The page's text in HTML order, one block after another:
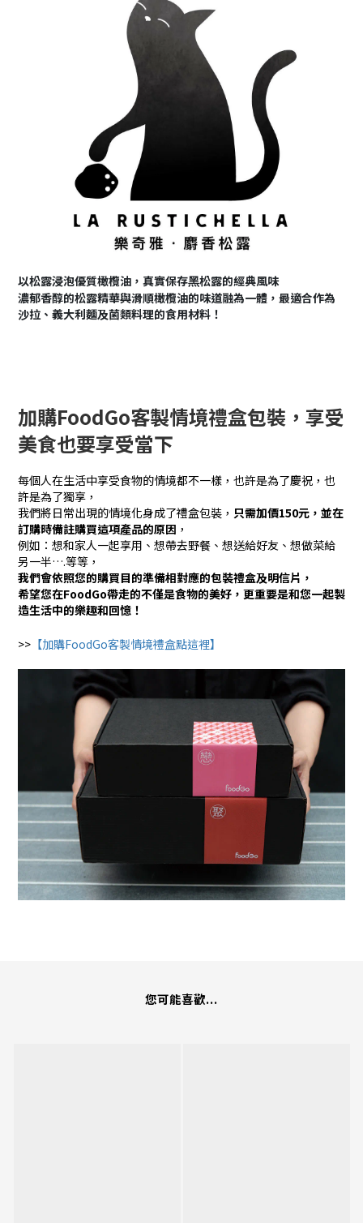
以松露浸泡優質橄欖油，真實保存⿊松露的經典風味
濃郁香醇的松露精華與滑順橄欖油的味道融為一體， 最適合作為
沙拉、義大利麵及菌類料理的食用材料！
加購FoodGo客製情境禮盒包裝，享受
美食也要享受當下
每個人在生活中享受食物的情境都不一樣，也許是為了慶祝，也
許是為了獨享，
我們將日常出現的情境化身成了禮盒包裝， 只需加價150元，並在
訂購時備註購買這項產品的原因 ，
例如：想和家人一起享用、想帶去野餐、想送給好友、想做菜給
另一半….等等，
我們會依照您的購買目的準備相對應的包裝禮盒及明信片，
希望您在FoodGo帶走的不僅是食物的美好，更重要是和您一起製
造生活中的樂趣和回憶！
>> 【加購FoodGo客製情境禮盒點這裡】
您可能喜歡...